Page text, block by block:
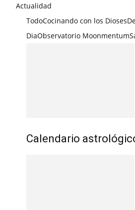
Actualidad
TodoCocinando con los Dioses
DiaObservatorio Moonmentum
Calendario